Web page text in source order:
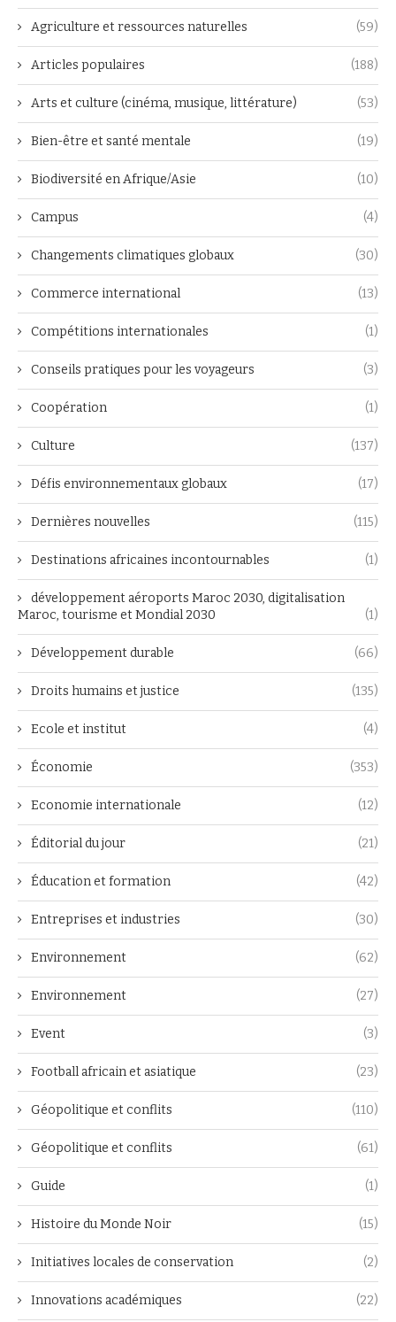
Agriculture et ressources naturelles (59)
Articles populaires (188)
Arts et culture (cinéma, musique, littérature) (53)
Bien-être et santé mentale (19)
Biodiversité en Afrique/Asie (10)
Campus (4)
Changements climatiques globaux (30)
Commerce international (13)
Compétitions internationales (1)
Conseils pratiques pour les voyageurs (3)
Coopération (1)
Culture (137)
Défis environnementaux globaux (17)
Dernières nouvelles (115)
Destinations africaines incontournables (1)
développement aéroports Maroc 2030, digitalisation
Maroc, tourisme et Mondial 2030
(1)
Développement durable (66)
Droits humains et justice (135)
Ecole et institut (4)
Économie (353)
Economie internationale (12)
Éditorial du jour (21)
Éducation et formation (42)
Entreprises et industries (30)
Environnement (62)
Environnement (27)
Event (3)
Football africain et asiatique (23)
Géopolitique et conflits (110)
Géopolitique et conflits (61)
Guide (1)
Histoire du Monde Noir (15)
Initiatives locales de conservation (2)
Innovations académiques (22)